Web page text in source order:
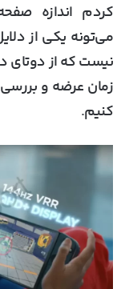
کردم اندازه‌
می‌تونه یکی از
نیست که از دوتای
کنیم.